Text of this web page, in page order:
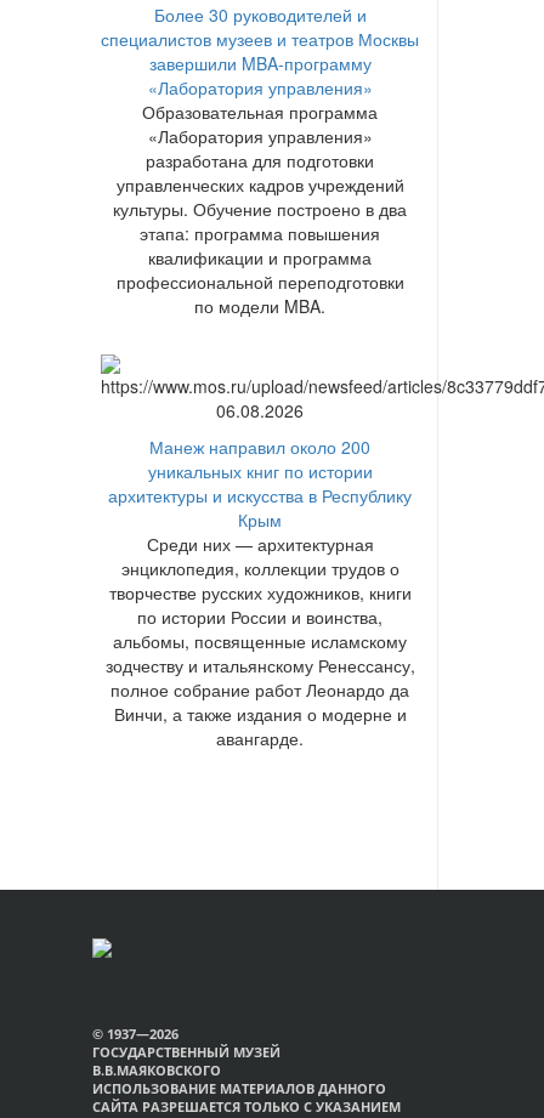
Более 30 руководителей и
специалистов музеев и театров Москвы
завершили MBA-программу
«Лаборатория управления»
Образовательная программа
«Лаборатория управления»
разработана для подготовки
управленческих кадров учреждений
культуры. Обучение построено в два
этапа: программа повышения
квалификации и программа
профессиональной переподготовки
по модели MBA.
06.08.2026
Манеж направил около 200
уникальных книг по истории
архитектуры и искусства в Республику
Крым
Среди них — архитектурная
энциклопедия, коллекции трудов о
творчестве русских художников, книги
по истории России и воинства,
альбомы, посвященные исламскому
зодчеству и итальянскому Ренессансу,
полное собрание работ Леонардо да
Винчи, а также издания о модерне и
авангарде.
© 1937—2026
ГОСУДАРСТВЕННЫЙ МУЗЕЙ
В.В.МАЯКОВСКОГО
ИСПОЛЬЗОВАНИЕ МАТЕРИАЛОВ ДАННОГО
САЙТА РАЗРЕШАЕТСЯ ТОЛЬКО С УКАЗАНИЕМ